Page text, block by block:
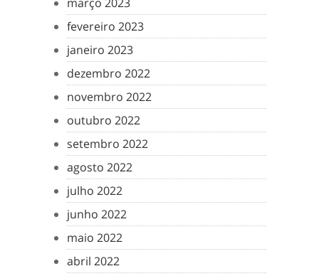
fevereiro 2023
janeiro 2023
dezembro 2022
novembro 2022
outubro 2022
setembro 2022
agosto 2022
julho 2022
junho 2022
maio 2022
abril 2022